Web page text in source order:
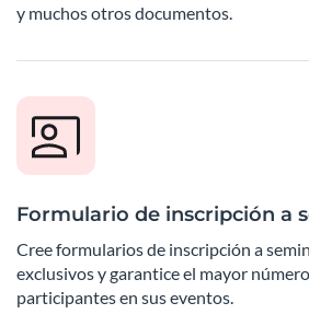
y muchos otros documentos.
Formulario de inscripción a
Cree formularios de inscripción a
exclusivos y garantice el mayor
participantes en sus eventos.